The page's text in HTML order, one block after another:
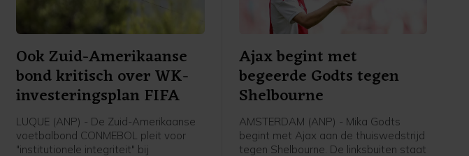
Ook Zuid-Amerikaanse
bond kritisch over WK-
investeringsplan FIFA
LUQUE (ANP) - De Zuid-Amerikaanse
voetbalbond CONMEBOL pleit voor
"institutionele integriteit" bij
Ajax begint met
begeerde Godts tegen
Shelbourne
AMSTERDAM (ANP) - Mika Godts
begint met Ajax aan de thuiswedstrijd
tegen Shelbourne. De linksbuiten staat